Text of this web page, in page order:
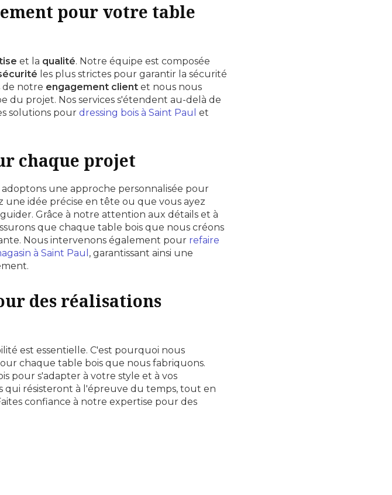
pour votre table
et la qualité. Notre équipe est composée
les plus strictes pour garantir la sécurité
de notre engagement client et nous nous
du projet. Nos services s'étendent au-delà de
solutions pour dressing bois à Saint Paul et
chaque projet
une approche personnalisée pour
une idée précise en tête ou que vous ayez
Grâce à notre attention aux détails et à
que chaque table bois que nous créons
Nous intervenons également pour refaire
à Saint Paul , garantissant ainsi une
des réalisations
est essentielle. C'est pourquoi nous
chaque table bois que nous fabriquons.
pour s'adapter à votre style et à vos
qui résisteront à l'épreuve du temps, tout en
confiance à notre expertise pour des